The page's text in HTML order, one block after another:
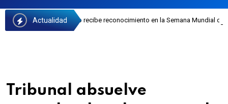
Actualidad
Castillo recibe reconocimiento en la Semana Mundial de la Lactancia
Tribunal absuelve